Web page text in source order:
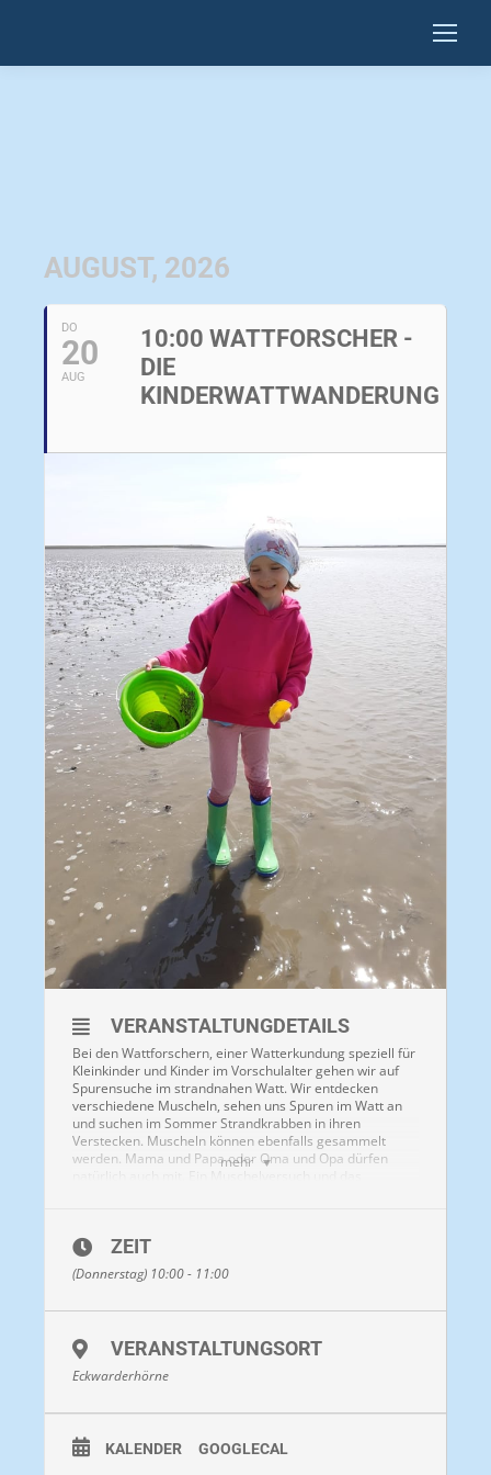
AUGUST, 2026
DO
20
AUG
10:00 WATTFORSCHER -
DIE
KINDERWATTWANDERUNG
mehr
VERANSTALTUNGDETAILS
Bei den Wattforschern, einer Watterkundung speziell für
Kleinkinder und Kinder im Vorschulalter gehen wir auf
Spurensuche im strandnahen Watt. Wir entdecken
verschiedene Muscheln, sehen uns Spuren im Watt an
und suchen im Sommer Strandkrabben in ihren
Verstecken. Muscheln können ebenfalls gesammelt
werden. Mama und Papa oder Oma und Opa dürfen
Bekleidung:
idealerweise mit kurzer Hose und Beachies®.
Beachies® (Wattsocken)können am Treffpunkt
erworben werden. Im Winter lange Hose mit
Gummistiefeln. Gummistiefel können vor Ort
ZEIT
(Donnerstag) 10:00 - 11:00
VERANSTALTUNGSORT
Eckwarderhörne
KALENDER GOOGLECAL